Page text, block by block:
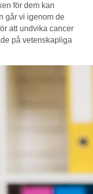
för dem kan
går vi igenom de
att undvika cancer
på vetenskapliga